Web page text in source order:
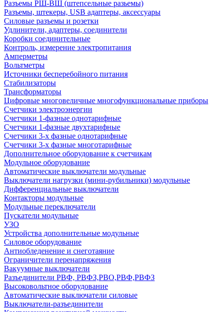
Разъемы РШ-ВШ (штепсельные разьемы)
Разъемы, штекеры, USB адаптеры, аксессуары
Силовые разъемы и розетки
Удлинители, адаптеры, соединители
Коробки соединительные
Контроль, измерение электропитания
Амперметры
Вольтметры
Источники бесперебойного питания
Стабилизаторы
Трансформаторы
Цифровые многовеличные многофункциональные приборы
Счетчики электроэнергии
Счетчики 1-фазные однотарифные
Счетчики 1-фазные двухтарифные
Счетчики 3-х фазные однотарифные
Счетчики 3-х фазные многотарифные
Дополнительное оборудование к счетчикам
Модульное оборудование
Автоматические выключатели модульные
Выключатели нагрузки (мини-рубильники) модульные
Дифференциальные выключатели
Контакторы модульные
Модульные переключатели
Пускатели модульные
УЗО
Устройства дополнительные модульные
Силовое оборудование
Антиобледенение и снеготаяние
Ограничители перенапряжения
Вакуумные выключатели
Разъединители РВФ, РВФЗ,РВО,РВФ,РВФЗ
Высоковольтное оборудование
Автоматические выключатели cиловые
Выключатели-разъединители